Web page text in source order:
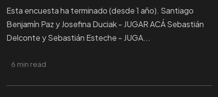
Esta encuesta ha terminado (desde 1 año). Santiago
Benjamín Paz y Josefina Duciak - JUGAR ACÁ Sebastián
Delconte y Sebastián Esteche - JUGA...
6 min read¿Querés
nuestrasCARRERAS?